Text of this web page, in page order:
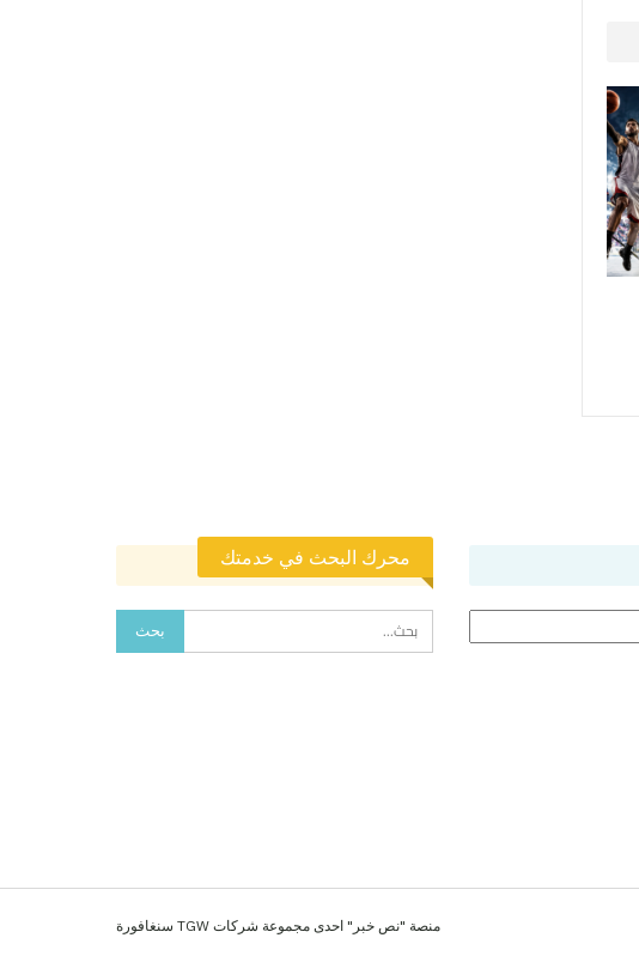
محرك البحث في خدمتك
منصة "نص خبر" احدى مجموعة شركات TGW سنغافورة